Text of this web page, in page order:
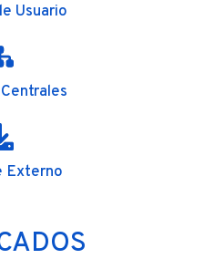
Usuario
Externo